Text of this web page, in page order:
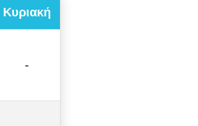
Κυριακή
-